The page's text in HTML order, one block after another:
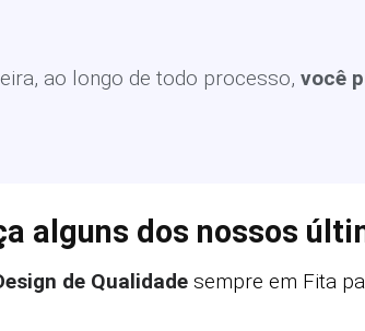
ao longo de todo processo, você
alguns dos nossos
de Qualidade sempre em Fita